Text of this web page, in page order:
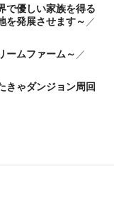
で優しい家族を得る
を発展させます～ ／
ームファーム～ ／
ゃダンジョン周回